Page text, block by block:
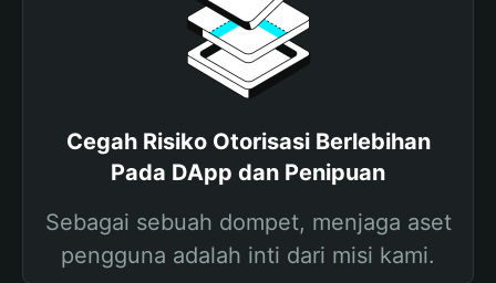
Cegah Risiko Otorisasi Berlebihan
Pada DApp dan Penipuan
Sebagai sebuah dompet, menjaga aset
pengguna adalah inti dari misi kami.